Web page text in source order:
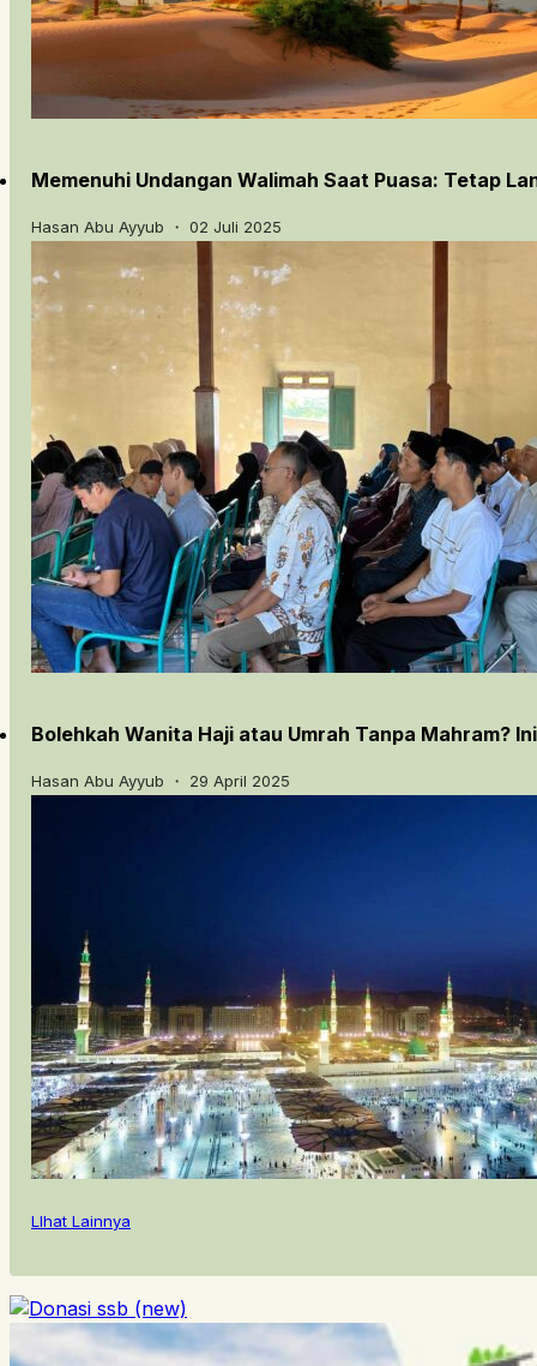
Memenuhi Undangan Walimah Saat Puasa: Tetap
Hasan Abu Ayyub ・ 02 Juli 2025
Bolehkah Wanita Haji atau Umrah Tanpa Mahram?
Hasan Abu Ayyub ・ 29 April 2025
LIhat Lainnya